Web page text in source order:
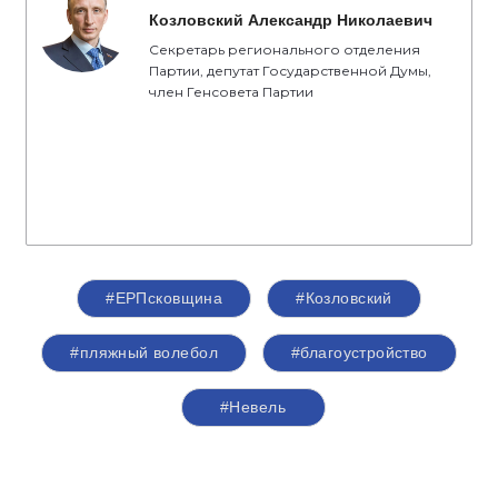
Козловский Александр Николаевич
Секретарь регионального отделения
Партии, депутат Государственной Думы,
член Генсовета Партии
#ЕРПсковщина #Козловский
#пляжный волебол #благоустройство
#Невель